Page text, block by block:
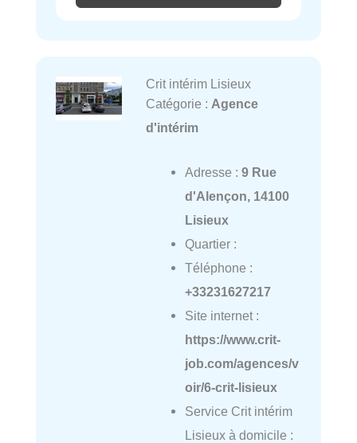
Crit intérim Lisieux
Catégorie : Agence
d'intérim
Adresse : 9 Rue
d'Alençon, 14100
Lisieux
Quartier :
Téléphone :
+33231627217
Site internet :
https://www.crit-
job.com/agences/v
oir/6-crit-lisieux
Service Crit intérim
Lisieux à domicile :